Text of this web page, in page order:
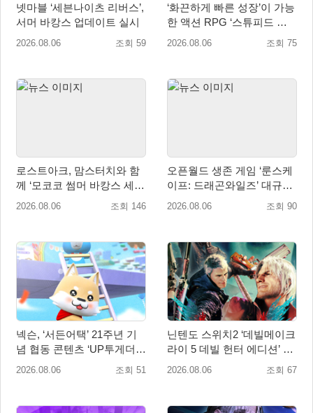
넷마블 ‘세븐나이츠 리버스’,
서머 바캉스 업데이트 실시
2026.08.06 조회 59
‘화끈하게 빠른 성장’이 가능
한 액션 RPG ‘스튜피드 네
버 다이즈’ 패키지판 예약판
2026.08.06 조회 75
로스트아크, 맘스터치와 함
께 ‘모코코 썸머 바캉스 세
트’ 출시
2026.08.06 조회 146
오픈월드 생존 게임 ‘룬스케
이프: 드래곤와일즈’ 대규모
유저 편의성 개선 및 사이드
2026.08.06 조회 90
넥슨, ‘서든어택’ 21주년 기
념 협동 콘텐츠 ‘UP투게더’
업데이트
2026.08.06 조회 51
닌텐도 스위치2 ‘데빌메이크
라이 5 데빌 헌터 에디션’ 패
키지 제품 8월 7일 예약판매
2026.08.06 조회 67